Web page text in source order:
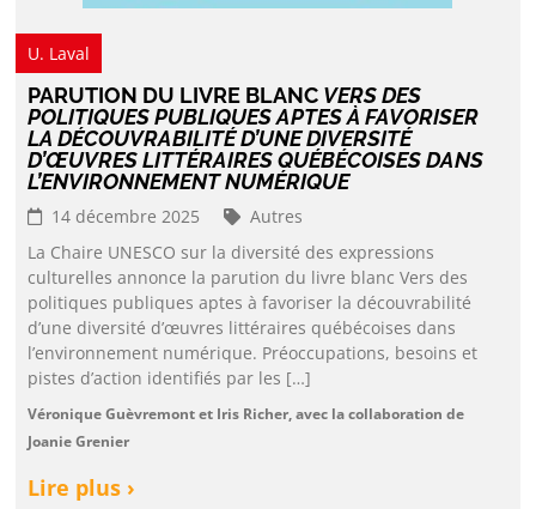
U. Laval
PARUTION DU LIVRE BLANC VERS DES
POLITIQUES PUBLIQUES APTES À FAVORISER
LA DÉCOUVRABILITÉ D’UNE DIVERSITÉ
D’ŒUVRES LITTÉRAIRES QUÉBÉCOISES DANS
L’ENVIRONNEMENT NUMÉRIQUE
14 décembre 2025
Autres
La Chaire UNESCO sur la diversité des expressions
culturelles annonce la parution du livre blanc Vers des
politiques publiques aptes à favoriser la découvrabilité
d’une diversité d’œuvres littéraires québécoises dans
l’environnement numérique. Préoccupations, besoins et
pistes d’action identifiés par les […]
Véronique Guèvremont et Iris Richer, avec la collaboration de
Joanie Grenier
Lire plus ›